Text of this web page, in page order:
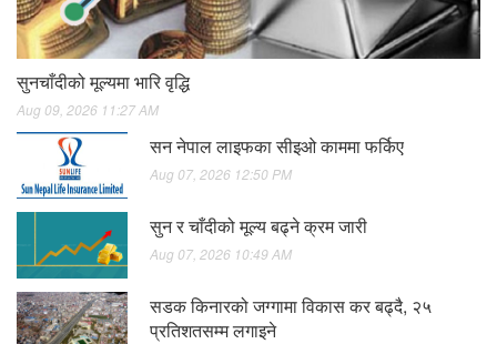
सुनचाँदीको मूल्यमा भारि वृद्धि
Aug 09, 2026 11:27 AM
सन नेपाल लाइफका सीइओ काममा फर्किए
Aug 07, 2026 12:50 PM
सुन र चाँदीको मूल्य बढ्ने क्रम जारी
Aug 07, 2026 10:49 AM
सडक किनारको जग्गामा विकास कर बढ्दै, २५
प्रतिशतसम्म लगाइने